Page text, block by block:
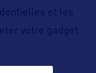
et les
votre gadget